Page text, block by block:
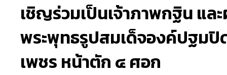
เชิญร่วมเป็นเจ้าภาพกฐิน แล
พระพุทธรูปสมเด็จองค์ปฐมปิ
เพชร หน้าตัก ๔ ศอก